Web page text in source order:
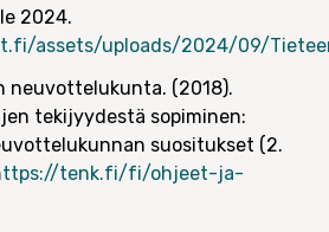
2024.
assets/uploads/2024/09/
neuvottelukunta. (2018).
tekijyydestä sopiminen:
suositukset (2.
tenk.fi/fi/ohjeet-ja-